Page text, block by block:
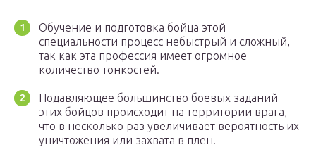
Обучение и подготовка бойца этой
специальности процесс небыстрый и сложный,
так как эта профессия имеет огромное
количество тонкостей.
Подавляющее большинство боевых заданий
этих бойцов происходит на территории врага,
что в несколько раз увеличивает вероятность их
уничтожения или захвата в плен.